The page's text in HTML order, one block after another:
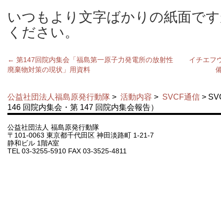
いつもより文字ばかりの紙面で
ください。
← 第147回院内集会「福島第一原子力発電所の放射性
廃棄物対策の現状」用資料
イチエフ
公益社団法人福島原発行動隊 > 活動内容 > SVCF通信 >
146 回院内集会・第 147 回院内集会報告）
公益社団法人 福島原発行動隊
〒101-0063 東京都千代田区 神田淡路町 1-21-7
静和ビル 1階A室
TEL 03-3255-5910 FAX 03-3525-4811